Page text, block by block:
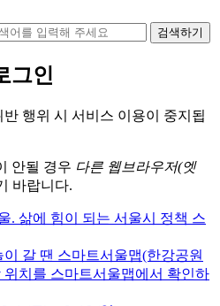
검색하기
그인
행위 시 서비스 이용이 중지됩
안될 경우 다른 웹브라우저(엣
바랍니다.